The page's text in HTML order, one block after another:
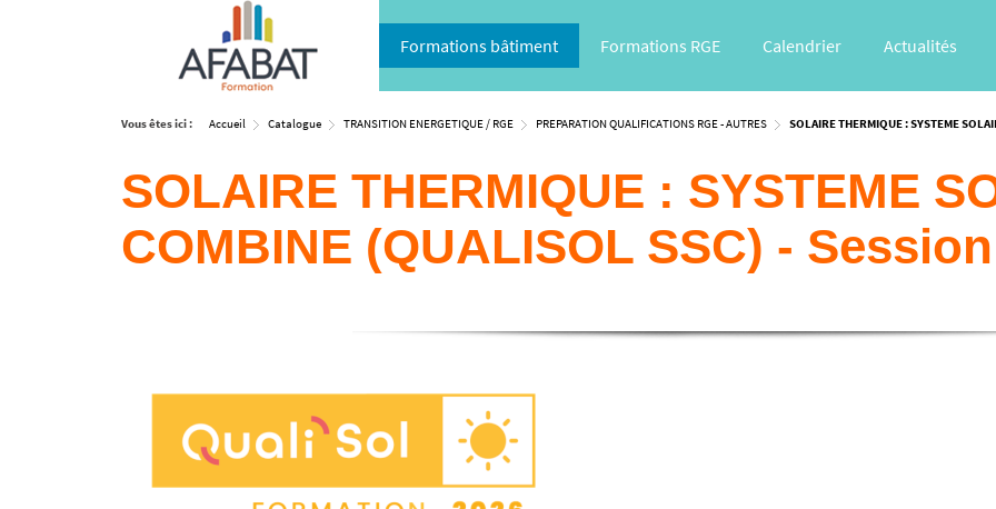
Formations bâtiment Formations RGE Calendrier Actualités
Vous êtes ici : Accueil Catalogue TRANSITION ENERGETIQUE / RGE PREPARATION QUALIFICATIONS RGE - AUTRES SOLAIRE THERMIQUE : SYSTEME
SOLAIRE THERMIQUE : SYSTEME
COMBINE (QUALISOL SSC) -